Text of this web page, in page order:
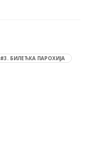
#3. БИЛЕЋКА ПАРОХИЈА